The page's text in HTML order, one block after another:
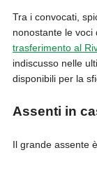
Tra i convocati,
nonostante le voci
trasferimento al
indiscusso nelle
disponibili per la
Assenti in
Il grande assente